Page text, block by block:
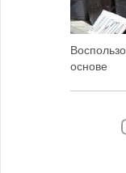
основе